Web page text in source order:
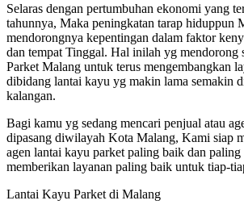
Selaras dengan pertumbuhan ekonomi yang
tahunnya, Maka peningkatan tarap hiduppun
mendorongnya kepentingan dalam faktor
dan tempat Tinggal. Hal inilah yg mendorong
Parket Malang untuk terus mengembangkan
dibidang lantai kayu yg makin lama semakin
kalangan.
Bagi kamu yg sedang mencari penjual atau
dipasang diwilayah Kota Malang, Kami siap
agen lantai kayu parket paling baik dan paling
memberikan layanan paling baik untuk tiap-
Lantai Kayu Parket di Malang